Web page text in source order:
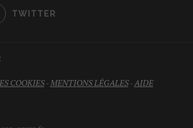
TWITTER
COOKIES-MENTIONS LÉGALES-AIDE